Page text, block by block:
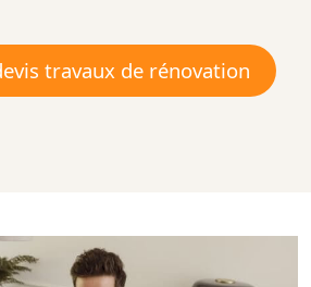
travaux de rénovation